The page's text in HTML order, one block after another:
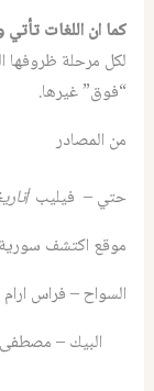
كما ان اللغات
لكل مرحلة ظروفها
“فوق” غيرها.
من المصادر
حتي – فيليب /
موقع اكتشف سورية
السواح – فراس
البيك –